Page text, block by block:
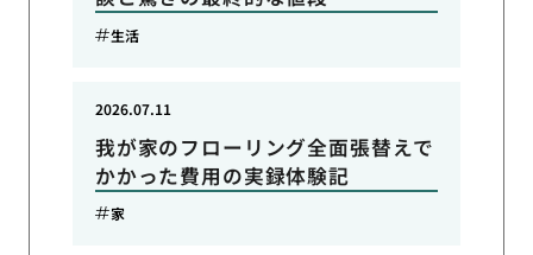
生活
我が家のフローリング全面張替えで
かかった費用の実録体験記
2026.07.11
家